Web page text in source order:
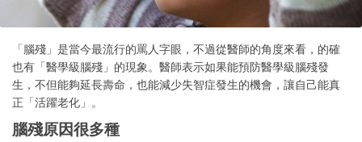
「腦殘」是當今最流行的罵人字眼，不過從醫師的角度來看，的確
也有「醫學級腦殘」的現象。醫師表示如果能預防醫學級腦殘發
生，不但能夠延長壽命，也能減少失智症發生的機會，讓自己能真
正「活躍老化」。
腦殘原因很多種